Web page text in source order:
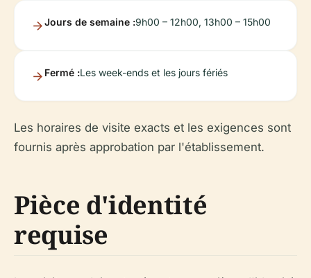
Jours de semaine :9h00 – 12h00, 13h00 – 15h00
Fermé :Les week-ends et les jours fériés
Les horaires de visite exacts et les exigences sont
fournis après approbation par l'établissement.
Pièce d'identité
requise